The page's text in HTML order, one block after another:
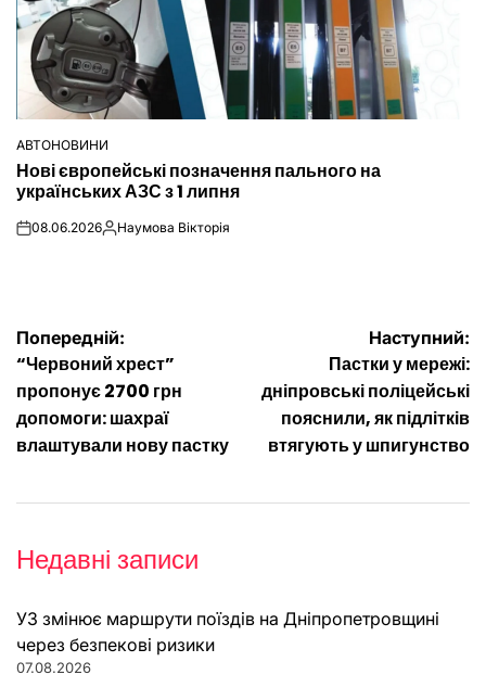
ОПУБЛІКУВАТИ
У
АВТОНОВИНИ
Нові європейські позначення пального на
українських АЗС з 1 липня
on08.06.2026Опубліковано
Наумова Вікторія
Навігація
записів
Попередній:
“Червоний хрест”
пропонує 2700 грн
допомоги: шахраї
влаштували нову пастку
Наступний:
Пастки у мережі:
дніпровські поліцейські
пояснили, як підлітків
втягують у шпигунство
Недавні записи
УЗ змінює маршрути поїздів на Дніпропетровщині
через безпекові ризики
07.08.2026